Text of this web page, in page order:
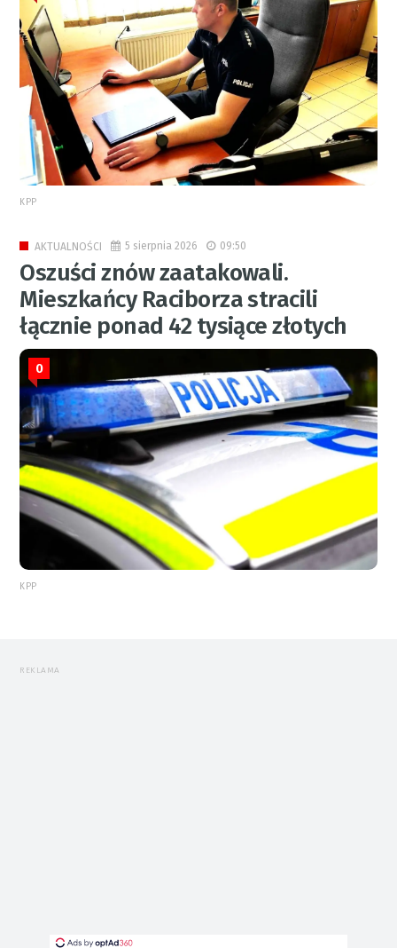
KPP
AKTUALNOŚCI 5 sierpnia 2026 09:50
Oszuści znów zaatakowali.
Mieszkańcy Raciborza stracili
łącznie ponad 42 tysiące złotych
0
KPP
REKLAMA